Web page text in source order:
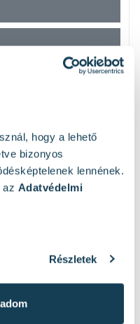
hogy a lehető
bizonyos
lennének.
az Adatvédelmi
Részletek